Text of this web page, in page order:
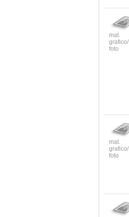
mat.
grafico/
foto
mat.
grafico/
foto